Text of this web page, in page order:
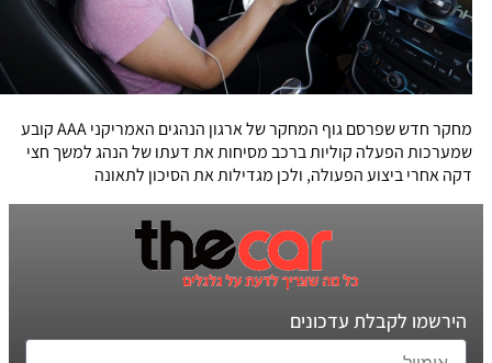
מחקר חדש שפרסם גוף המחקר של ארגון הנהגים האמריקני AAA קובע
שמערכות הפעלה קוליות ברכב מסיחות את דעתו של הנהג למשך חצי
דקה אחרי ביצוע הפעולה, ולכן מגדילות את הסיכון לתאונה
הירשמו לקבלת עדכונים